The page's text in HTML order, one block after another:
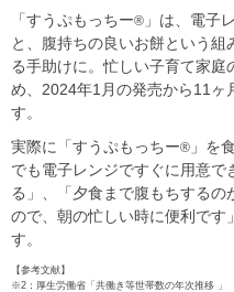
「すうぷもっちー® 」は、電子
と、腹持ちの良いお餅という
る手助けに。忙しい子育て家庭
め、2024年1月の発売から11ヶ
す。
実際に「すうぷもっちー® 」を
でも電子レンジですぐに用意
る」、「夕食まで腹もちする
ので、朝の忙しい時に便利です
す。
【参考文献】
※2：厚生労働省「共働き等世帯数の年次推移 」